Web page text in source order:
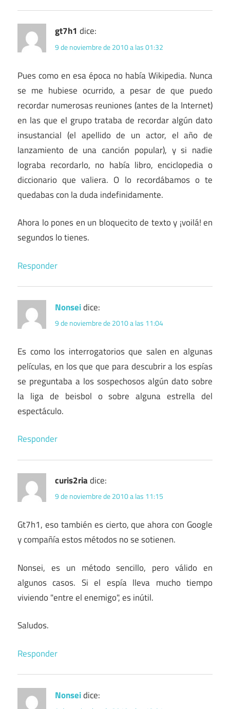
gt7h1 dice:
9 de noviembre de 2010 a las 01:32
Pues como en esa época no había Wikipedia. Nunca
se me hubiese ocurrido, a pesar de que puedo
recordar numerosas reuniones (antes de la Internet)
en las que el grupo trataba de recordar algún dato
insustancial (el apellido de un actor, el año de
lanzamiento de una canción popular), y si nadie
lograba recordarlo, no había libro, enciclopedia o
diccionario que valiera. O lo recordábamos o te
quedabas con la duda indefinidamente.
Ahora lo pones en un bloquecito de texto y ¡voilá! en
segundos lo tienes.
Responder
Nonseidice:
9 de noviembre de 2010 a las 11:04
Es como los interrogatorios que salen en algunas
películas, en los que que para descubrir a los espías
se preguntaba a los sospechosos algún dato sobre
la liga de beisbol o sobre alguna estrella del
espectáculo.
Responder
curis2riadice:
9 de noviembre de 2010 a las 11:15
Gt7h1, eso también es cierto, que ahora con Google
y compañía estos métodos no se sotienen.
Nonsei, es un método sencillo, pero válido en
algunos casos. Si el espía lleva mucho tiempo
viviendo "entre el enemigo", es inútil.
Saludos.
Responder
Nonseidice: